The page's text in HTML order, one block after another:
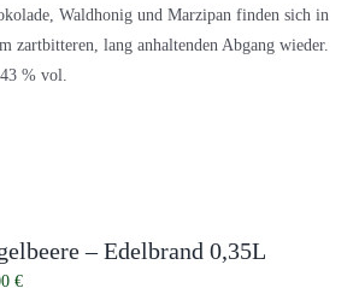
Waldhonig und Marzipan finden sich in
zartbitteren, lang anhaltenden Abgang wieder.
% vol.
– Edelbrand 0,35L
€